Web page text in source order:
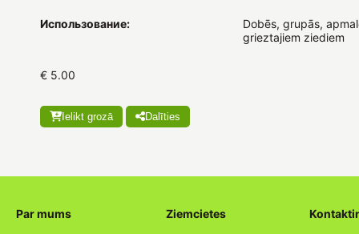
Использование:
Dobēs, grupās,
grieztajiem ziediem
€ 5.00
Ielikt grozā Dalīties
Par mums Ziemcietes